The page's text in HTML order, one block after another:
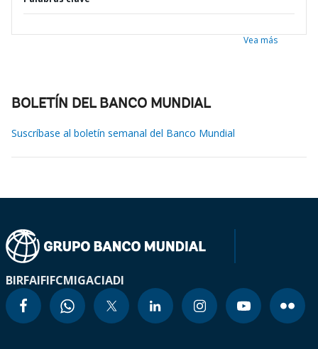
Vea más
BOLETÍN DEL BANCO MUNDIAL
Suscríbase al boletín semanal del Banco Mundial
BIRFAIFIFCMIGACIADI